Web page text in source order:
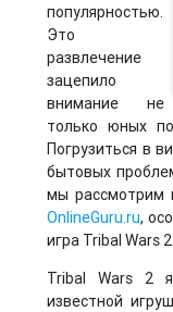
популярностью.
Это
развлечение
зацепило
внимание не
только юных
Погрузиться в
бытовых
мы рассмотрим
OnlineGuru.ru,
игра Tribal Wars 2.
Tribal Wars 2
известной